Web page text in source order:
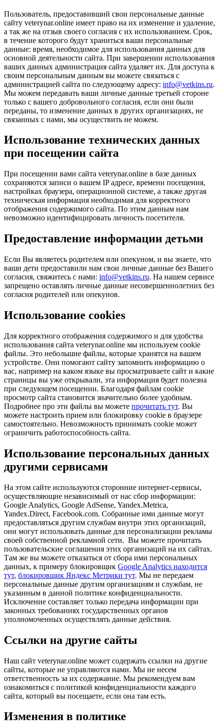
Пользователь, предоставивший свои персональные данные
сайту veterynar.online имеет право на их изменение и удаление,
а так же на отзыв своего согласия с их использованием. Срок,
в течение которого будут храниться ваши персональные
данные: время, необходимое для использования данных для
основной деятельности сайта. При завершении использования
ваших данных администрация сайта удаляет их. Для доступа к
своим персональным данным вы можете связаться с
администрацией сайта по следующему адресу: info@vetkins.ru.
Мы можем передавать ваши личные данные третьей стороне
только с вашего добровольного согласия, если они были
переданы, то изменение данных в других организациях, не
связанных с нами, мы осуществить не можем.
Использование технических данных
при посещении сайта
При посещении вами сайта veterynar.online в базе данных
сохраняются записи о вашем IP адресе, времени посещения,
настройках браузера, операционной системе, а также другая
техническая информация необходимая для корректного
отображения содержимого сайта. По этим данным нам
невозможно идентифицировать личность посетителя.
Предоставление информации детьми
Если Вы являетесь родителем или опекуном, и вы знаете, что
ваши дети предоставили нам свои личные данные без Вашего
согласия, свяжитесь с нами: info@vetkins.ru. На нашем сервисе
запрещено оставлять личные данные несовершеннолетних без
согласия родителей или опекунов.
Использование cookies
Для корректного отображения содержимого и для удобства
использования сайта veterynar.online мы используем cookie
файлы. Это небольшие файлы, которые хранятся на вашем
устройстве. Они помогают сайту запомнить информацию о
вас, например на каком языке вы просматриваете сайт и какие
страницы вы уже открывали, эта информация будет полезна
при следующем посещении. Благодаря файлам cookie
просмотр сайта становится значительно более удобным.
Подробнее про эти файлы вы можете прочитать тут. Вы
можете настроить прием или блокировку cookie в браузере
самостоятельно. Невозможность принимать cookie может
ограничить работоспособность сайта.
Использование персональных данных
другими сервисами
На этом сайте используются сторонние интернет-сервисы,
осуществляющие независимый от нас сбор информации:
Google Analytics, Google AdSense, Yandex.Metrica,
Yandex.Direct, Facebook.com. Собранные ими данные могут
предоставляться другим службам внутри этих организаций,
они могут использовать данные для персонализации рекламы
своей собственной рекламной сети. Вы можете прочитать
пользовательские соглашения этих организаций на их сайтах.
Там же вы можете отказаться от сбора ими персональных
данных, к примеру блокировщик Google Analytics находится
тут, блокировщик Яндекс Метрики тут. Мы не передаем
персональные данные другим организациям и службам, не
указанным в данной политике конфиденциальности.
Исключение составляет только передача информации при
законных требованиях государственных органов
уполномоченных осуществлять данные действия.
Ссылки на другие сайты
Наш сайт veterynar.online может содержать ссылки на другие
сайты, которые не управляются нами. Мы не несем
ответственность за их содержание. Мы рекомендуем вам
ознакомиться с политикой конфиденциальности каждого
сайта, который вы посещаете, если она там есть.
Изменения в политике